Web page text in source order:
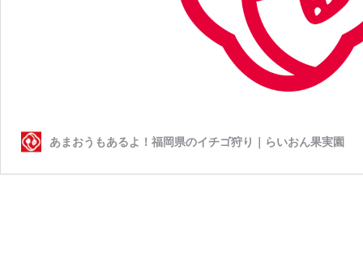
あまおうもあるよ！福岡県のイチゴ狩り｜らいおん果実園